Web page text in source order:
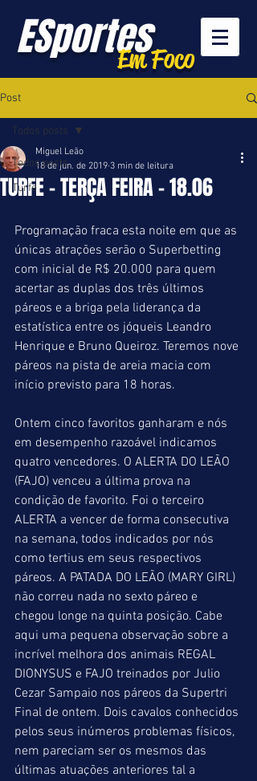
ESportesEm Foco
Post
Todos posts
Turfe
Todos posts
TURFE - TERÇA FEIRA - 18.06
Miguel Leão
18 de jun. de 2019 3 min de leitura
Programação fraca esta noite em que as
únicas atrações serão o Superbetting
com inicial de R$ 20.000 para quem
acertar as duplas dos três últimos
páreos e a briga pela liderança da
estatística entre os jóqueis Leandro
Henrique e Bruno Queiroz. Teremos nove
páreos na pista de areia macia com
início previsto para 18 horas.
Ontem cinco favoritos ganharam e nós
em desempenho razoável indicamos
quatro vencedores. O ALERTA DO LEÃO
(FAJO) venceu a última prova na
condição de favorito. Foi o terceiro
ALERTA a vencer de forma consecutiva
na semana, todos indicados por nós
como tertius em seus respectivos
páreos. A PATADA DO LEÃO (MARY GIRL)
não correu nada no sexto páreo e
chegou longe na quinta posição. Cabe
aqui uma pequena observação sobre a
incrível melhora dos animais REGAL
DIONYSUS e FAJO treinados por Julio
Cezar Sampaio nos páreos da Supertri
Final de ontem. Dois cavalos conhecidos
pelos seus inúmeros problemas físicos,
nem pareciam ser os mesmos das
últimas atuações anteriores tal a